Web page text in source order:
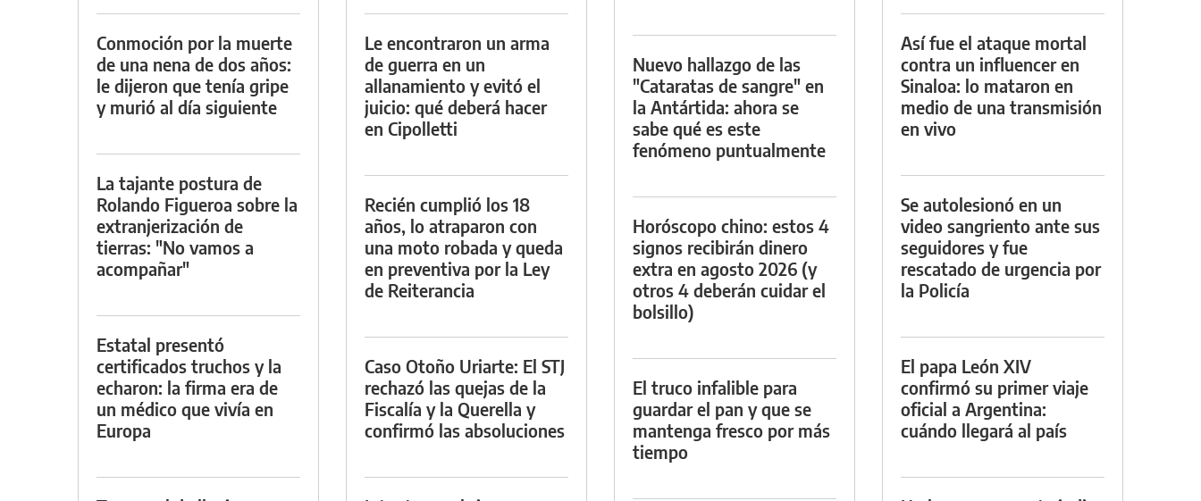
Conmoción por la muerte
de una nena de dos años:
le dijeron que tenía gripe
y murió al día siguiente
La tajante postura de
Rolando Figueroa sobre la
extranjerización de
tierras: "No vamos a
acompañar"
Estatal presentó
certificados truchos y la
echaron: la firma era de
un médico que vivía en
Europa
Le encontraron un arma
de guerra en un
allanamiento y evitó el
juicio: qué deberá hacer
en Cipolletti
Recién cumplió los 18
años, lo atraparon con
una moto robada y queda
en preventiva por la Ley
de Reiterancia
Caso Otoño Uriarte: El STJ
rechazó las quejas de la
Fiscalía y la Querella y
confirmó las absoluciones
Nuevo hallazgo de las
"Cataratas de sangre" en
la Antártida: ahora se
sabe qué es este
fenómeno puntualmente
Horóscopo chino: estos 4
signos recibirán dinero
extra en agosto 2026 (y
otros 4 deberán cuidar el
bolsillo)
El truco infalible para
guardar el pan y que se
mantenga fresco por más
tiempo
Así fue el ataque mortal
contra un influencer en
Sinaloa: lo mataron en
medio de una transmisión
en vivo
Se autolesionó en un
video sangriento ante sus
seguidores y fue
rescatado de urgencia por
la Policía
El papa León XIV
confirmó su primer viaje
oficial a Argentina:
cuándo llegará al país